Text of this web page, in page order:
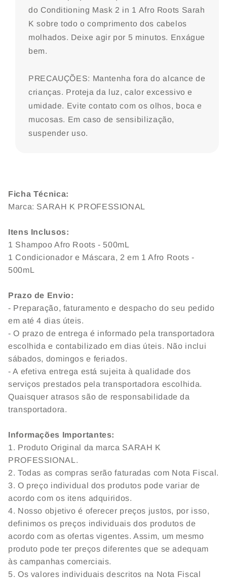
do Conditioning Mask 2 in 1 Afro Roots Sarah
K sobre todo o comprimento dos cabelos
molhados. Deixe agir por 5 minutos. Enxágue
bem.
PRECAUÇÕES: Mantenha fora do alcance de
crianças. Proteja da luz, calor excessivo e
umidade. Evite contato com os olhos, boca e
mucosas. Em caso de sensibilização,
suspender uso.
Ficha Técnica:
Marca: SARAH K PROFESSIONAL
Itens Inclusos:
1 Shampoo Afro Roots - 500mL
1 Condicionador e Máscara, 2 em 1 Afro Roots -
500mL
Prazo de Envio:
- Preparação, faturamento e despacho do seu pedido
em até 4 dias úteis.
- O prazo de entrega é informado pela transportadora
escolhida e contabilizado em dias úteis. Não inclui
sábados, domingos e feriados.
- A efetiva entrega está sujeita à qualidade dos
serviços prestados pela transportadora escolhida.
Quaisquer atrasos são de responsabilidade da
transportadora.
Informações Importantes:
1. Produto Original da marca SARAH K
PROFESSIONAL.
2. Todas as compras serão faturadas com Nota Fiscal.
3. O preço individual dos produtos pode variar de
acordo com os itens adquiridos.
4. Nosso objetivo é oferecer preços justos, por isso,
definimos os preços individuais dos produtos de
acordo com as ofertas vigentes. Assim, um mesmo
produto pode ter preços diferentes que se adequam
às campanhas comerciais.
5. Os valores individuais descritos na Nota Fiscal